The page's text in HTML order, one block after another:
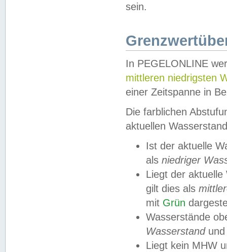
sein.
In PEGELONLINE
mittleren niedrigsten
einer Zeitspanne in
Die farblichen
aktuellen
Ist der aktuelle
als niedriger
Liegt der
gilt dies als
mit Grün
Wasserstände
Wasserstandund
Liegt kein MHW